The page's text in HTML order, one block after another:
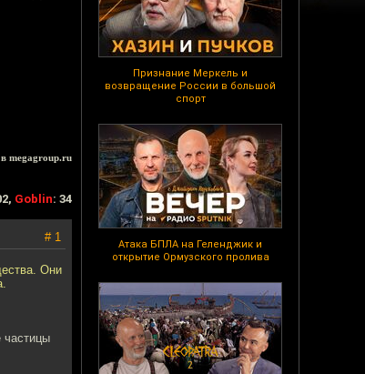
Признание Меркель и
возвращение России в большой
спорт
Атака БПЛА на Геленджик и
открытие Ормузского пролива
в megagroup.ru
Goblin: 34
# 1
Они
частицы